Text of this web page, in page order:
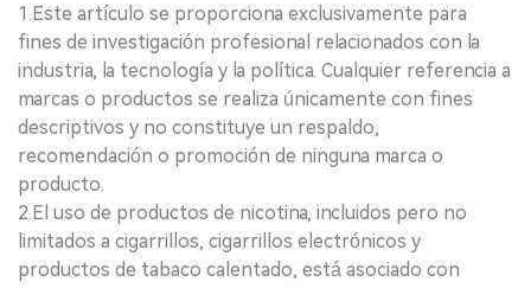
1.Este artículo se proporciona exclusivamente para
fines de investigación profesional relacionados con la
industria, la tecnología y la política. Cualquier referencia a
marcas o productos se realiza únicamente con fines
descriptivos y no constituye un respaldo,
recomendación o promoción de ninguna marca o
producto.
2.El uso de productos de nicotina, incluidos pero no
limitados a cigarrillos, cigarrillos electrónicos y
productos de tabaco calentado, está asociado con